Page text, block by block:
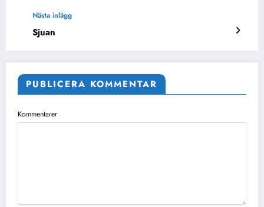
Nästa inlägg
Sjuan
PUBLICERA KOMMENTAR
Kommentarer